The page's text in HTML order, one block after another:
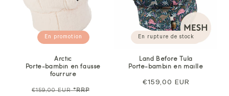
En promotion
Arctic
Porte-bambin en fausse
fourrure
Prix
€159,00 EUR*RRP
En rupture de stock
Land Before Tula
Porte-bambin en maille
Prix
€159,00 EUR